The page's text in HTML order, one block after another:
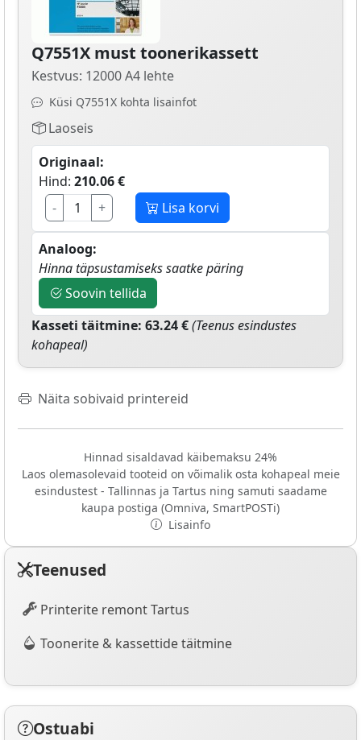
Q7551X must toonerikassett
Kestvus: 12000 A4 lehte
Küsi Q7551X kohta lisainfot
Laoseis
Originaal:
Hind: 210.06 €
-
+ Lisa korvi
Analoog:
Hinna täpsustamiseks saatke päring
Soovin tellida
Kasseti täitmine: 63.24 €(Teenus esindustes
kohapeal)
Näita sobivaid printereid
Hinnad sisaldavad käibemaksu 24%
Laos olemasolevaid tooteid on võimalik osta kohapeal meie
esindustest - Tallinnas ja Tartus ning samuti saadame
kaupa postiga (Omniva, SmartPOSTi)
Lisainfo
Teenused
Printerite remont Tartus
Toonerite & kassettide täitmine
Ostuabi